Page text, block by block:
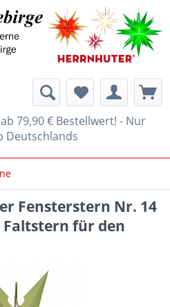
ab 79,90 € Bestellwert! - Nur
Deutschlands
Fensterstern Nr. 14
Faltstern für den